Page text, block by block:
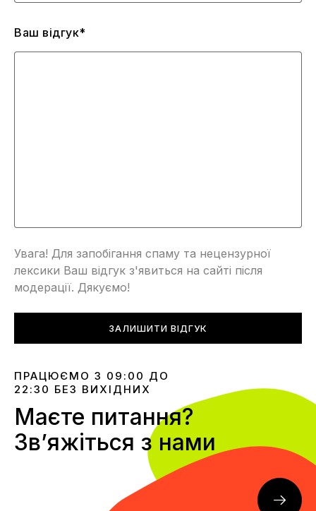
Ваш відгук*
Увага! Для запобігання спаму та нецензурної
лексики Ваш відгук з'явиться на сайті після
модерації. Дякуємо!
ЗАЛИШИТИ ВІДГУК
ПРАЦЮЄМО З 09:00 ДО
22:30 БЕЗ ВИХІДНИХ
Маєте питання?
Звʼяжіться з нами